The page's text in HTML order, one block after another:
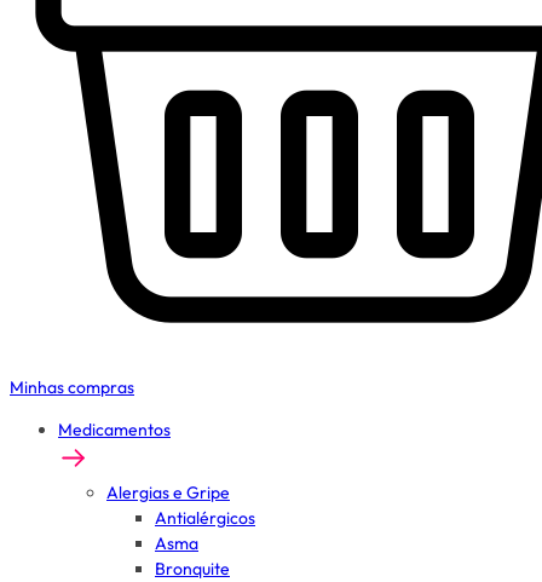
Minhas compras
Medicamentos
Alergias e Gripe
Antialérgicos
Asma
Bronquite